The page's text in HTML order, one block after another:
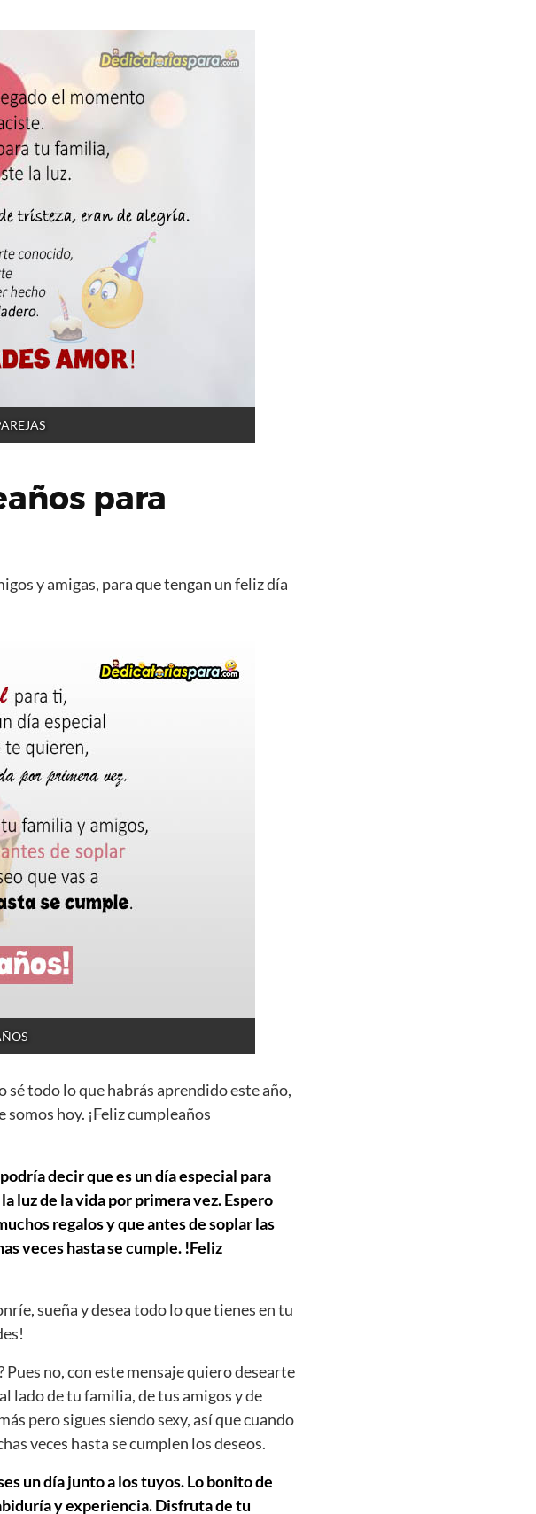
para
y amigas, para que tengan un feliz día
todo lo que habrás aprendido este año,
hoy. ¡Feliz cumpleaños
decir que es un día especial para
luz de la vida por primera vez. Espero
regalos y que antes de soplar las
veces hasta se cumple. !Feliz
sueña y desea todo lo que tienes en tu
no, con este mensaje quiero desearte
lado de tu familia, de tus amigos y de
pero sigues siendo sexy, así que cuando
veces hasta se cumplen los deseos.
un día junto a los tuyos. Lo bonito de
y experiencia. Disfruta de tu